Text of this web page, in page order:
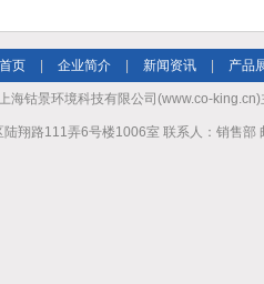
首页 企业简介 新闻资讯 产品
上海钴景环境科技有限公司(www.co-king.cn)
翔路111弄6号楼1006室 联系人：销售